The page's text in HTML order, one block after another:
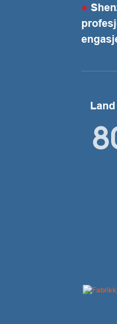
●
Land